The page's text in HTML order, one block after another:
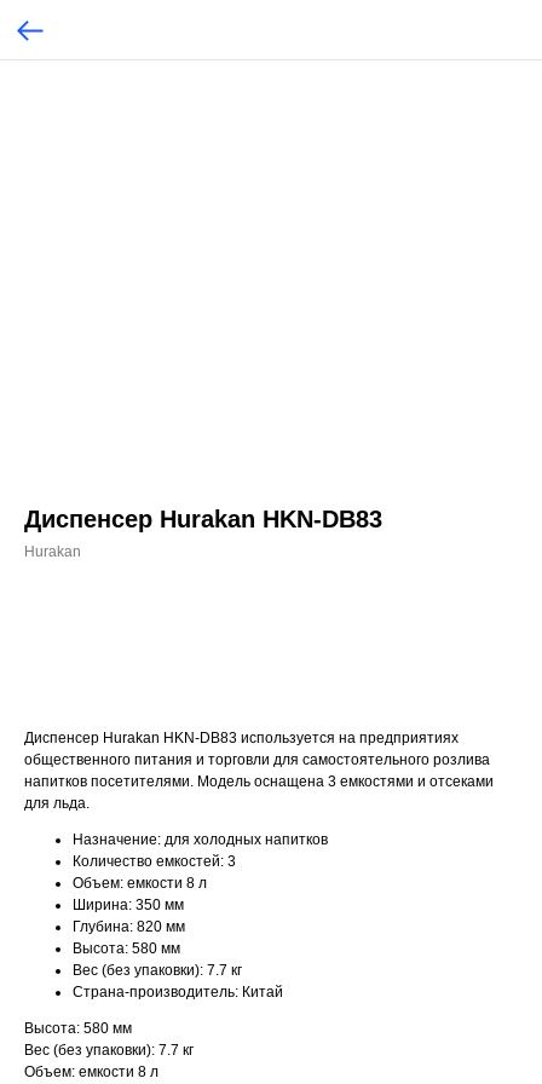
Диспенсер Hurakan HKN-DB83
Hurakan
Диспенсер Hurakan HKN-DB83 используется на предприятиях
общественного питания и торговли для самостоятельного розлива
напитков посетителями. Модель оснащена 3 емкостями и отсеками
для льда.
Назначение: для холодных напитков
Количество емкостей: 3
Объем: емкости 8 л
Ширина: 350 мм
Глубина: 820 мм
Высота: 580 мм
Вес (без упаковки): 7.7 кг
Страна-производитель: Китай
Высота: 580 мм
Вес (без упаковки): 7.7 кг
Объем: емкости 8 л